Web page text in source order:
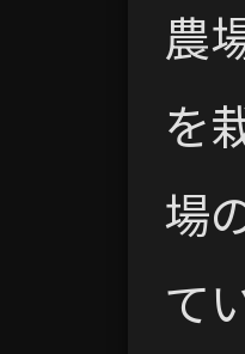
農
を
場
て